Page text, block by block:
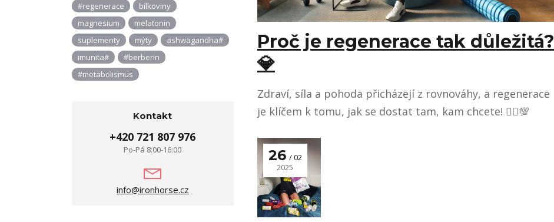
#regenerace
bílkoviny
magnesium
melatonin
suplementy
mýty
ashwagandha#
imunita#
#berberin
#metabolismus
Kontakt
+420 721 807 976
Po-Pá 8:00-16:00
info@ironhorse.cz
Proč je regenerace tak důležitá?
💎
Zdraví, síla a pohoda přicházejí z rovnováhy, a regenerace
je klíčem k tomu, jak se dostat tam, kam chcete! 🧘‍♀️💯
26
02
2025